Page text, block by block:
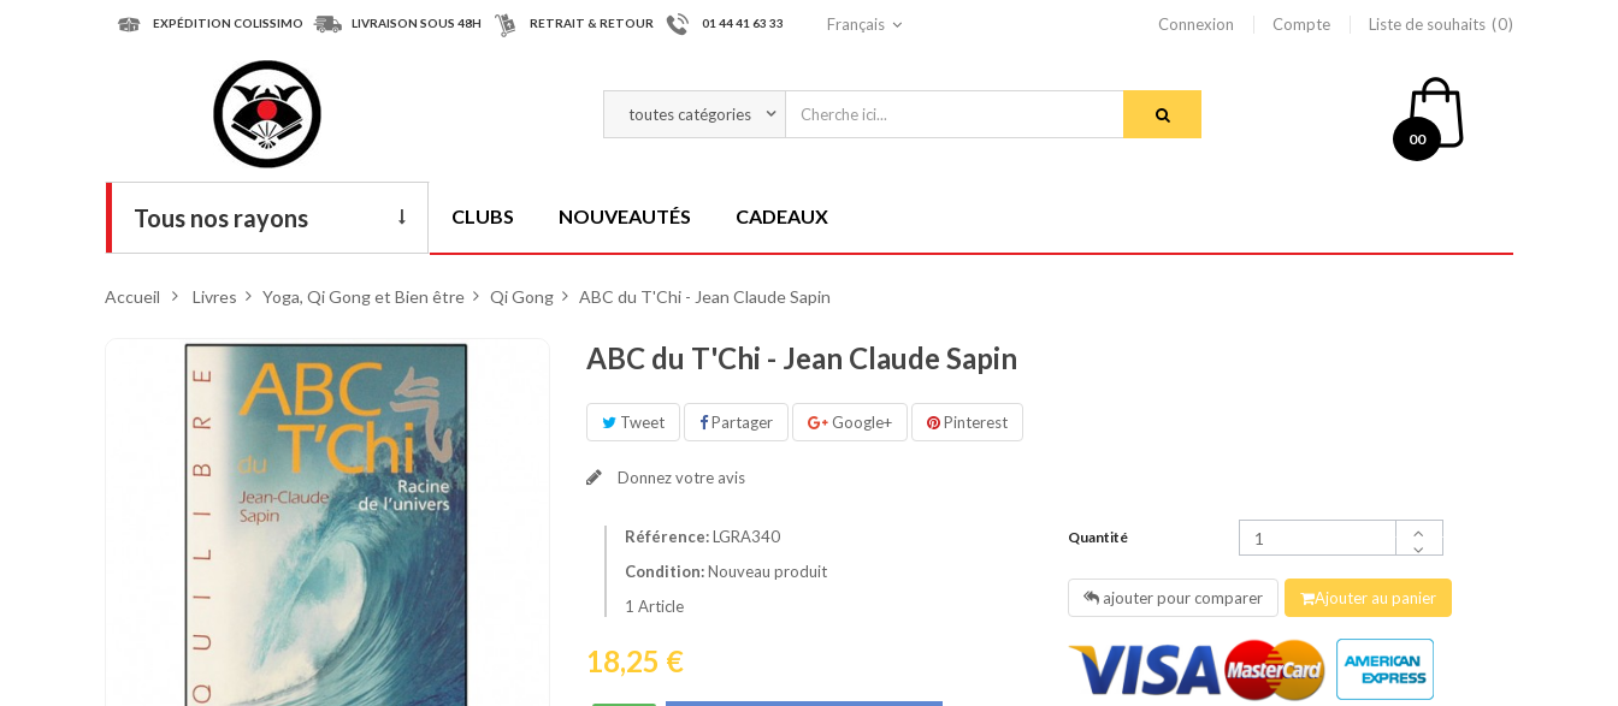
EXPÉDITION COLISSIMO LIVRAISON SOUS 48H RETRAIT & RETOUR 01 44 41 63 33 Français Connexion Compte Liste de souhaits 0
00
Tous nos rayons
Armes
Tenues
Chaussures
Protections
Cible de frappe
Condition physique
Accessoires
Tatamis
CLUBS NOUVEAUTÉS CADEAUX
Accueil > Livres > Yoga, Qi Gong et Bien être > Qi Gong > ABC du T'Chi - Jean Claude Sapin
ABC du T'Chi - Jean Claude Sapin
Tweet Partager Google+ Pinterest
Donnez votre avis
Référence:LGRA340
Condition:Nouveau produit
1 Article
18,25 €
Quantité
ajouter pour comparer Ajouter au panier